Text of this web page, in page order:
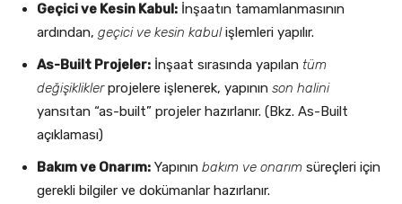
Geçici ve Kesin Kabul: İnşaatın tamamlanmasının
ardından, geçici ve kesin kabulişlemleri yapılır.
As-Built Projeler: İnşaat sırasında yapılan tüm
değişikliklerprojelere işlenerek, yapının son halini
yansıtan “as-built” projeler hazırlanır. (Bkz. As-Built
açıklaması)
Bakım ve Onarım: Yapının bakım ve onarım süreçleri için
gerekli bilgiler ve dokümanlar hazırlanır.